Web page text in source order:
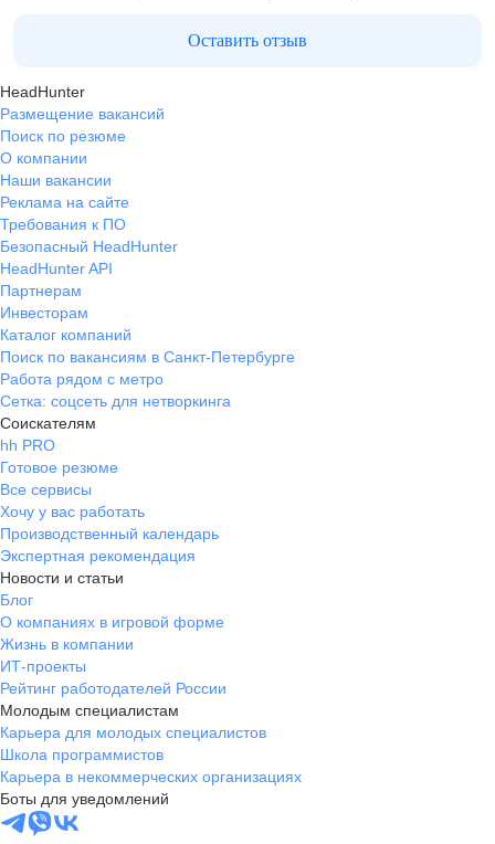
Оставить отзыв
HeadHunter
Размещение вакансий
Поиск по резюме
О компании
Наши вакансии
Реклама на сайте
Требования к ПО
Безопасный HeadHunter
HeadHunter API
Партнерам
Инвесторам
Каталог компаний
Поиск по вакансиям в Санкт-Петербурге
Работа рядом с метро
Сетка: соцсеть для нетворкинга
Соискателям
hh PRO
Готовое резюме
Все сервисы
Хочу у вас работать
Производственный календарь
Экспертная рекомендация
Новости и статьи
Блог
О компаниях в игровой форме
Жизнь в компании
ИТ-проекты
Рейтинг работодателей России
Молодым специалистам
Карьера для молодых специалистов
Школа программистов
Карьера в некоммерческих организациях
Боты для уведомлений